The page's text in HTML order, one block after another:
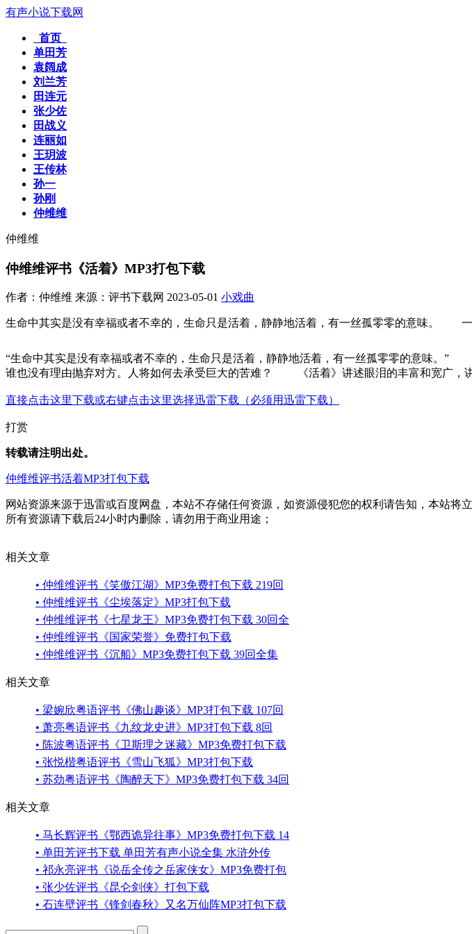
有声小说下载网
首页
单田芳
袁阔成
刘兰芳
田连元
张少佐
田战义
连丽如
王玥波
王传林
孙一
孙刚
仲维维
仲维维
仲维维评书《活着》MP3打包下载
作者：仲维维 来源：评书下载网 2023-05-01 小戏曲
生命中其实是没有幸福或者不幸的，生命只是活着，静静地活着，有一丝孤零零的意味。
“生命中其实是没有幸福或者不幸的，生命只是活着，静静地活着，有一丝孤零零的意味。
谁也没有理由抛弃对方。人将如何去承受巨大的苦难？ 《活着》讲述眼泪的丰富和宽广，
直接点击这里下载或右键点击这里选择迅雷下载（必须用迅雷下载）
打赏
转载请注明出处。
仲维维评书活着MP3打包下载
网站资源来源于迅雷或百度网盘，本站不存储任何资源，如资源侵犯您的权利请告知，本站将立
所有资源请下载后24小时内删除，请勿用于商业用途；
相关文章
• 仲维维评书《笑傲江湖》MP3免费打包下载 219回
• 仲维维评书《尘埃落定》MP3打包下载
• 仲维维评书《七星龙王》MP3免费打包下载 30回全
• 仲维维评书《国家荣誉》免费打包下载
• 仲维维评书《沉船》MP3免费打包下载 39回全集
相关文章
• 梁婉欣粤语评书《佛山趣谈》MP3打包下载 107回
• 萧亮粤语评书《九纹龙史进》MP3打包下载 8回
• 陈波粤语评书《卫斯理之迷藏》MP3免费打包下载
• 张悦楷粤语评书《雪山飞狐》MP3打包下载
• 苏劲粤语评书《陶醉天下》MP3免费打包下载 34回
相关文章
• 马长辉评书《鄂西诡异往事》MP3免费打包下载 14
• 单田芳评书下载 单田芳有声小说全集 水浒外传
• 祁永亮评书《说岳全传之岳家侠女》MP3免费打包
• 张少佐评书《昆仑剑侠》打包下载
• 石连壁评书《锋剑春秋》又名万仙阵MP3打包下载